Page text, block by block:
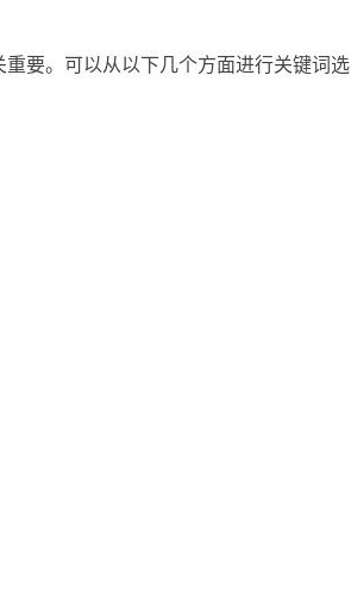
要。可以从以下几个方面进行关键词选